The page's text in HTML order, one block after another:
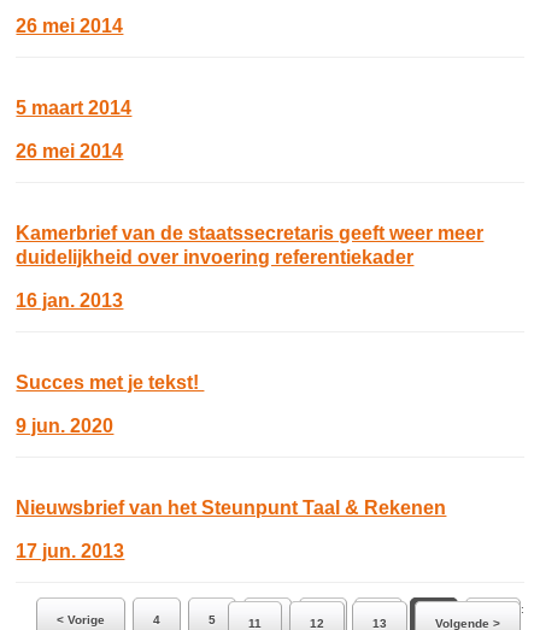
26 mei 2014
5 maart 2014
26 mei 2014
Kamerbrief van de staatssecretaris geeft weer meer
duidelijkheid over invoering referentiekader
16 jan. 2013
Succes met je tekst!
9 jun. 2020
Nieuwsbrief van het Steunpunt Taal & Rekenen
17 jun. 2013
Ga naar pagina:
< Vorige
4 5 7 8 9 10
11 12 13 Volgende >